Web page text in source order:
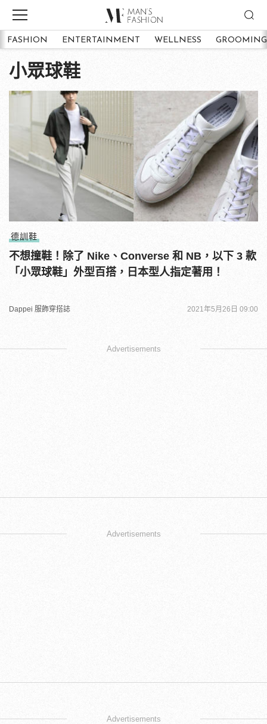
FASHION ENTERTAINMENT WELLNESS GROOMING
小眾球鞋
德訓鞋
不想撞鞋！除了 Nike、Converse 和 NB，以下 3 款
「小眾球鞋」外型百搭，日本型人指定著用！
Dappei 服飾穿搭誌 2021年5月26日 09:00
Advertisements
Advertisements
Advertisements